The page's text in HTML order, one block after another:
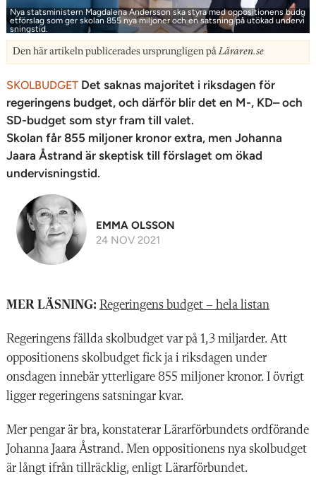
Nya statsministern Magdalena Andersson ska styra med oppositionens budg
etförslag som ger skolan 855 nya miljoner och en satsning på utökad undervi
sningstid.
Den här artikeln publicerades ursprungligen påLäraren.se
SKOLBUDGET Det saknas majoritet i riksdagen för
regeringens budget, och därför blir det en M-, KD– och
SD-budget som styr fram till valet.
Skolan får 855 miljoner kronor extra, men Johanna
Jaara Åstrand är skeptisk till förslaget om ökad
undervisningstid.
EMMA OLSSON
24 NOV 2021
MER LÄSNING: Regeringens budget – hela listan
Regeringens fällda skolbudget var på 1,3 miljarder. Att
oppositionens skolbudget fick ja i riksdagen under
onsdagen innebär ytterligare 855 miljoner kronor. I övrigt
ligger regeringens satsningar kvar.
Mer pengar är bra, konstaterar Lärarförbundets ordförande
Johanna Jaara Åstrand. Men oppositionens nya skolbudget
är långt ifrån tillräcklig, enligt Lärarförbundet.